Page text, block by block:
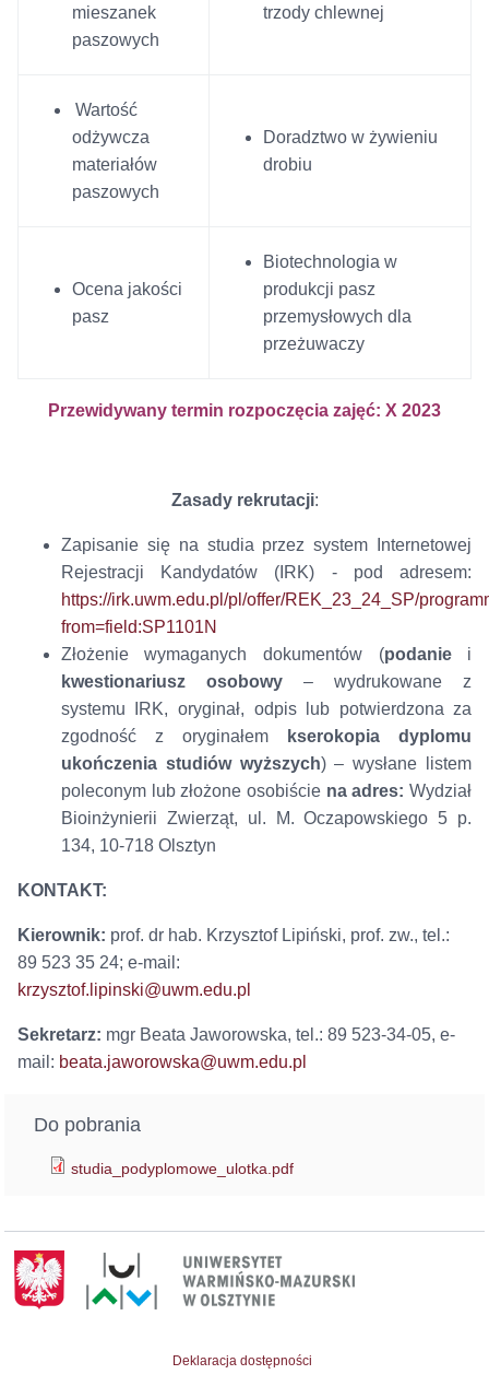
mieszanek
paszowych
trzody chlewnej
Wartość
odżywcza
materiałów
paszowych
Doradztwo w żywieniu
drobiu
Ocena jakości
pasz
Biotechnologia w
produkcji pasz
przemysłowych dla
przeżuwaczy
Przewidywany termin rozpoczęcia zajęć: X 2023
Zasady rekrutacji:
Zapisanie się na studia przez system Internetowej
Rejestracji Kandydatów (IRK) - pod adresem:
https://irk.uwm.edu.pl/pl/offer/REK_23_24_SP/
from=field:SP1101N
Złożenie wymaganych dokumentów (podaniei
kwestionariusz osobowy– wydrukowane z
systemu IRK, oryginał, odpis lub potwierdzona za
zgodność z oryginałem
kserokopia dyplomu
ukończenia studiów wyższych) – wysłane listem
poleconym lub złożone osobiście na adres: Wydział
Bioinżynierii Zwierząt, ul. M. Oczapowskiego 5 p.
134, 10-718 Olsztyn
KONTAKT:
Kierownik: prof. dr hab. Krzysztof Lipiński, prof. zw., tel.:
89 523 35 24; e-mail:
krzysztof.lipinski@uwm.edu.pl
Sekretarz: mgr Beata Jaworowska, tel.: 89 523-34-05, e-
mail: beata.jaworowska@uwm.edu.pl
Do pobrania
studia_podyplomowe_ulotka.pdf
Deklaracja dostępności